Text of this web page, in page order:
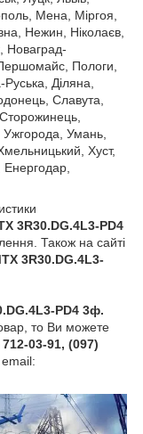
Мена, Міргоя,
Нежин, Ніколаєв,
Новаград-
Пологи,
Діляна,
Славута,
Ужгорода, Умань,
Хуст,
Енергодар,
3R30.DG.4L3-PD4
Також на сайті
3R30.DG.4L3-
PD4 3ф.
то Ви можете
03-91, (097)